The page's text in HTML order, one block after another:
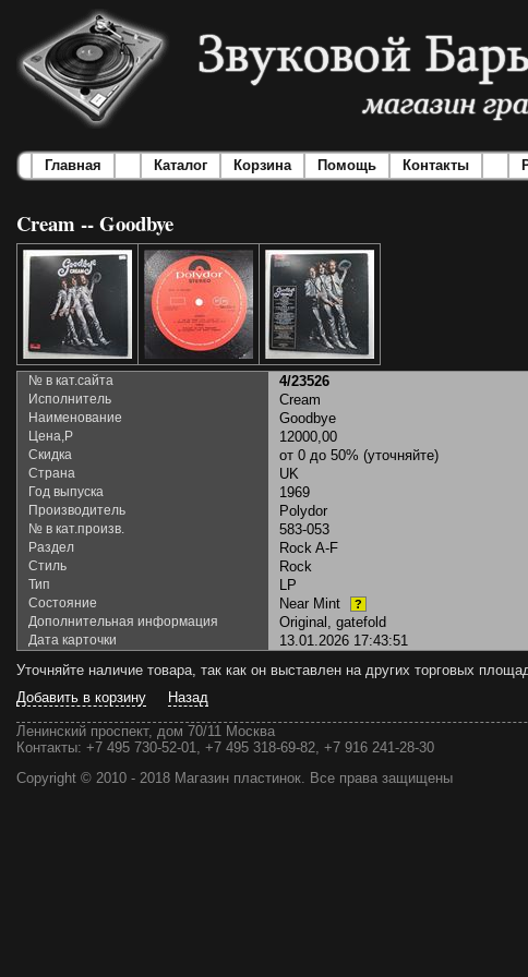
Главная Каталог Корзина Помощь Контакты
Cream -- Goodbye
№ в кат.сайта 4/23526
Исполнитель Cream
Наименование Goodbye
Цена,Р 12000,00
Скидка от 0 до 50% (уточняйте)
Страна UK
Год выпуска 1969
Производитель Polydor
№ в кат.произв. 583-053
Раздел Rock A-F
Стиль Rock
Тип LP
Состояние Near Mint ?
Дополнительная информация Original, gatefold
Дата карточки
13.01.2026 17:43:51
Уточняйте наличие товара, так как он выставлен на других торговых
Добавить в корзину
Назад
Ленинский проспект, дом 70/11 Москва
Контакты: +7 495 730-52-01, +7 495 318-69-82, +7 916 241-28-30
Copyright © 2010 - 2018 Магазин пластинок. Все права защищены